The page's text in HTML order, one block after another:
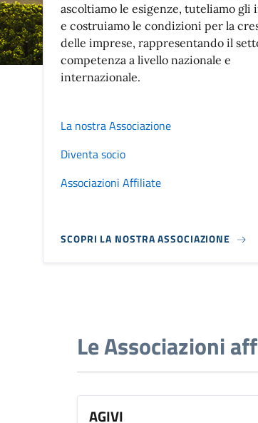
ascoltiamo le esigenze, tuteliamo gli
e costruiamo le condizioni per la
delle imprese, rappresentando il
competenza a livello nazionale e
internazionale.
La nostra Associazione
Diventa socio
Associazioni Affiliate
SCOPRI LA NOSTRA ASSOCIAZIONE
Le Associazioni
AGIVI